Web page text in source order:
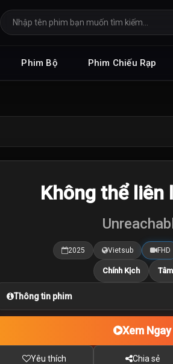
Phim Bộ Phim Chiếu Rạp
Không thể liên
2025 Vietsub FHD
Chính Kịch
Thông tin phim
Xem Ngay
Yêu thích Chia sẻ